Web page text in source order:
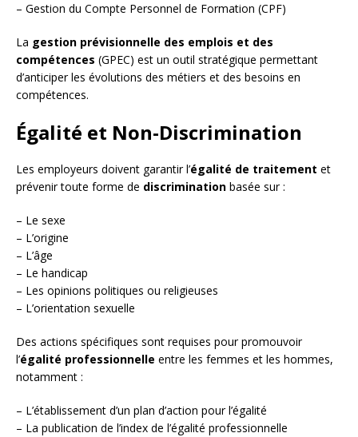
– Gestion du Compte Personnel de Formation (CPF)
La gestion prévisionnelle des emplois et des
compétences (GPEC) est un outil stratégique permettant
d’anticiper les évolutions des métiers et des besoins en
compétences.
Égalité et Non-Discrimination
Les employeurs doivent garantir l’égalité de traitement et
prévenir toute forme de discrimination basée sur :
– Le sexe
– L’origine
– L’âge
– Le handicap
– Les opinions politiques ou religieuses
– L’orientation sexuelle
Des actions spécifiques sont requises pour promouvoir
l’égalité professionnelle entre les femmes et les hommes,
notamment :
– L’établissement d’un plan d’action pour l’égalité
– La publication de l’index de l’égalité professionnelle